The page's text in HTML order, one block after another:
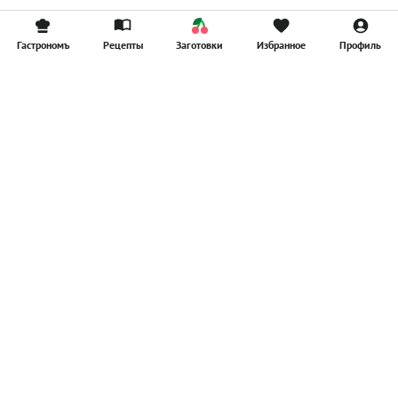
Гастрономъ Рецепты Заготовки Избранное Профиль